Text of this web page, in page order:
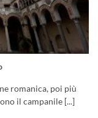
romanica, poi più
il campanile [...]